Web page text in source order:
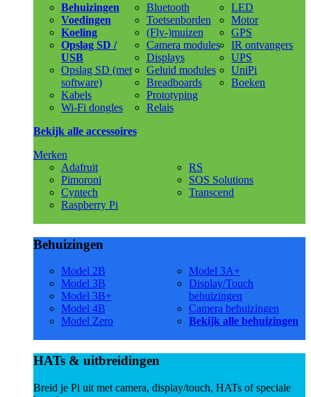
Behuizingen
Voedingen
Koeling
Opslag SD /
USB
Opslag SD (met
software)
Kabels
Wi-Fi dongles
Bluetooth
Toetsenborden
(Fly-)muizen
Camera modules
Displays
Geluid modules
Breadboards
Prototyping
Relais
LED
Motor
GPS
IR ontvangers
UPS
UniPi
Boeken
Bekijk alle accessoires
Merken
Adafruit
Pimoroni
Cyntech
Raspberry Pi
RS
SOS Solutions
Transcend
Behuizingen
Model 2B
Model 3B
Model 3B+
Model 4B
Model Zero
Model 3A+
Display/Touch
behuizingen
Camera behuizingen
Bekijk alle behuizingen
HATs & uitbreidingen
Breid je Pi uit met camera, display/touch, HATs of speciale